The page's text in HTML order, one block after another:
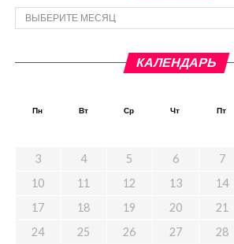
Архивы
КАЛЕНДАРЬ
Пн Вт Ср Чт Пт
3
4 5 6 7
10
11 12 13 14
17
18 19 20 21
24
25 26 27 28